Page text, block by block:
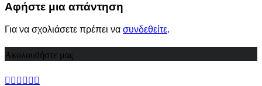
Αφήστε μια απάντηση
Για να σχολιάσετε πρέπει να συνδεθείτε.
Ακολουθήστε μας